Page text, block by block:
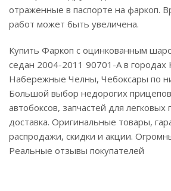
отраженные в паспорте на фаркоп.
работ может быть увеличена.
Купить Фаркоп с оцинкованным
седан 2004-2011 90701-A в городах
Набережные Челны, Чебоксары по
Большой выбор недорогих
автобоксов, запчастей для
доставка. Оригинальные товары,
распродажи, скидки и акции.
Реальные отзывы покупателей